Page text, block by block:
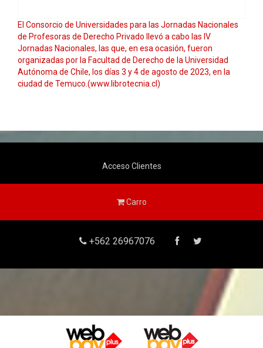
El Consorcio de Universidades para las Jornadas Nacionales
de Profesoras de Derecho Privado llevó a cabo las IV
Jornadas Nacionales, las que, en esa ocasión, fueron
organizadas por la Facultad de Derecho de la Universidad
Autónoma de Chile, los días 3 y 4 de agosto de 2023, en la
ciudad de Temuco.(www.librotecnia.cl)
Acceso Clientes
Carro
+562 26967076